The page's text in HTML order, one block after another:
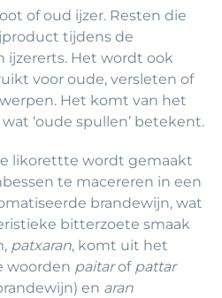
of oud ijzer. Resten die
tijdens de
ijzererts. Het wordt ook
voor oude, versleten of
Het komt van het
wat ‘oude spullen’ betekent.
likorettte wordt gemaakt
te macereren in een
brandewijn, wat
bitterzoete smaak
patxaran, komt uit het
woorden paitarof pattar
en aran